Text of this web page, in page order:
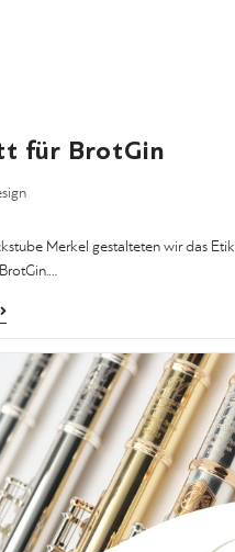
für BrotGin
Merkel gestalteten wir das